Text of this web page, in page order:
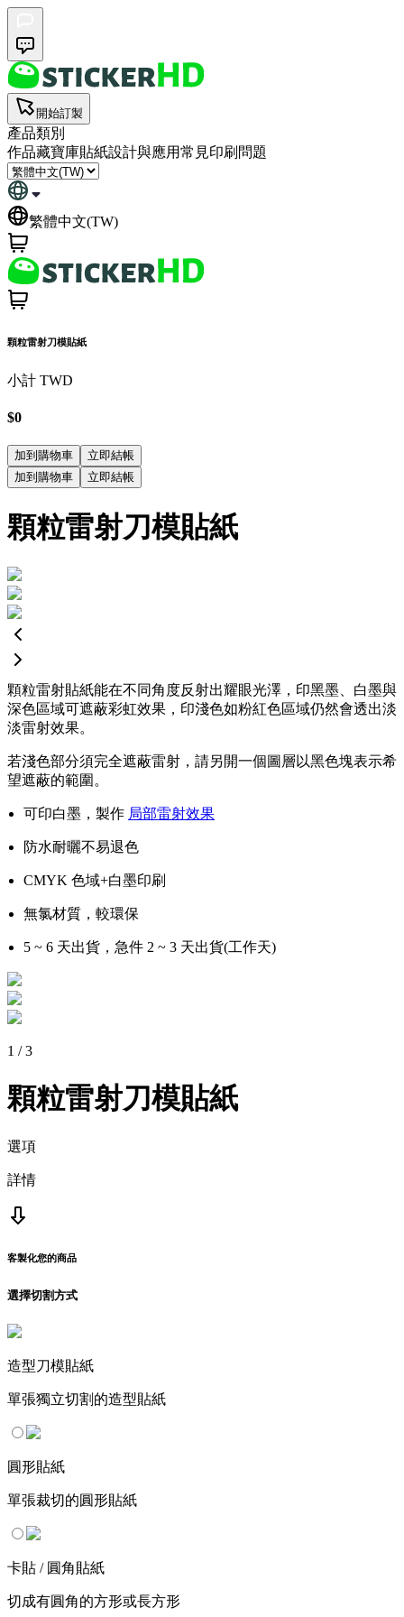
開始訂製
產品類別
作品藏寶庫貼紙設計與應用常見印刷問題
繁體中文(TW)
顆粒雷射刀模貼紙
小計 TWD
$0
加到購物車
立即結帳
加到購物車
立即結帳
顆粒雷射刀模貼紙
顆粒雷射貼紙能在不同角度反射出耀眼光澤，印黑墨、白墨與
深色區域可遮蔽彩虹效果，印淺色如粉紅色區域仍然會透出淡
淡雷射效果。
若淺色部分須完全遮蔽雷射，請另開一個圖層以黑色塊表示希
望遮蔽的範圍。
可印白墨，製作 局部雷射效果
防水耐曬不易退色
CMYK 色域+白墨印刷
無氯材質，較環保
5 ~ 6 天出貨，急件 2 ~ 3 天出貨(工作天)
1 /3
顆粒雷射刀模貼紙
選項
詳情
客製化您的商品
選擇切割方式
造型刀模貼紙
單張獨立切割的造型貼紙
圓形貼紙
單張裁切的圓形貼紙
卡貼 / 圓角貼紙
切成有圓角的方形或長方形